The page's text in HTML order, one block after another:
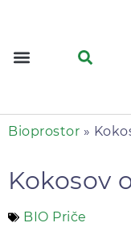
Bioprostor »
Kokosov
BIO Priče